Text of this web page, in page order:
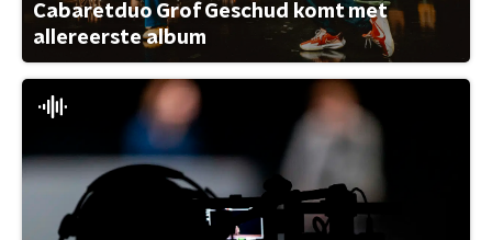
Cabaretduo Grof Geschud komt met
allereerste album